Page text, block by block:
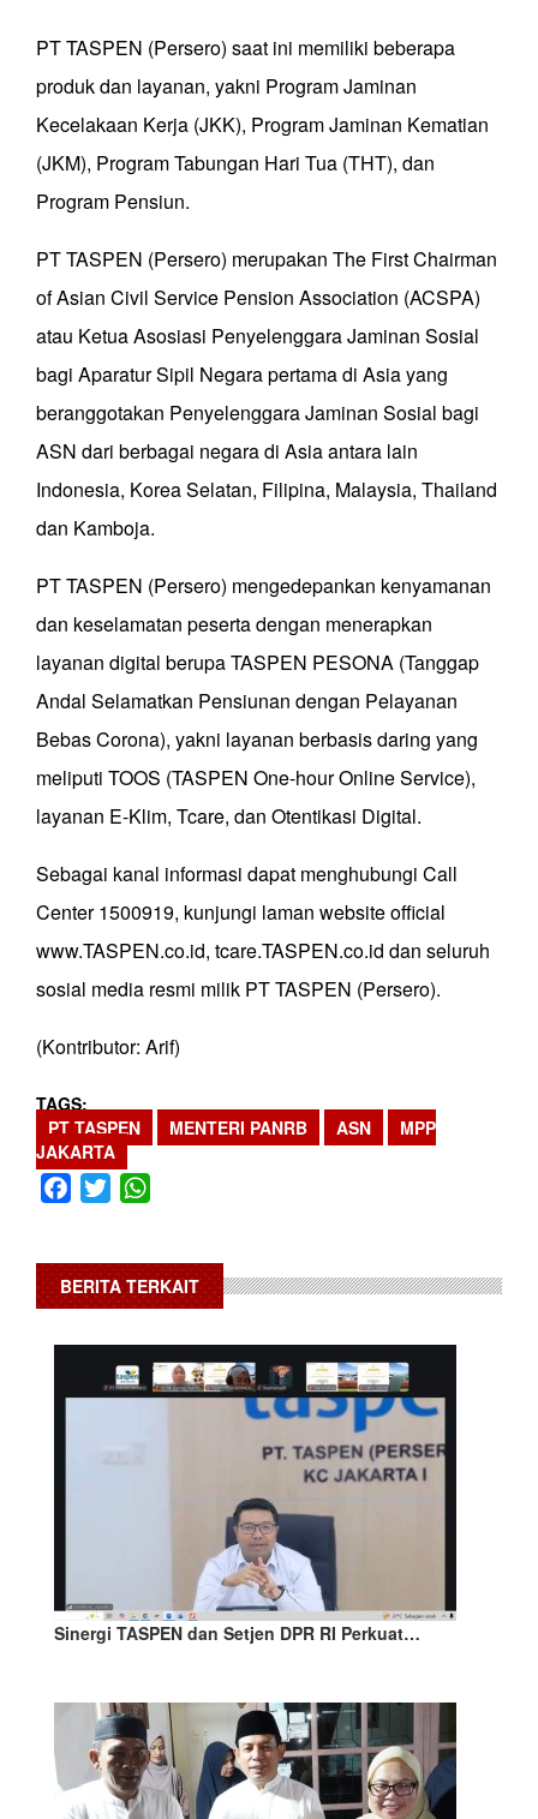
PT TASPEN (Persero) saat ini memiliki beberapa
produk dan layanan, yakni Program Jaminan
Kecelakaan Kerja (JKK), Program Jaminan Kematian
(JKM), Program Tabungan Hari Tua (THT), dan
Program Pensiun.
PT TASPEN (Persero) merupakan The First Chairman
of Asian Civil Service Pension Association (ACSPA)
atau Ketua Asosiasi Penyelenggara Jaminan Sosial
bagi Aparatur Sipil Negara pertama di Asia yang
beranggotakan Penyelenggara Jaminan Sosial bagi
ASN dari berbagai negara di Asia antara lain
Indonesia, Korea Selatan, Filipina, Malaysia, Thailand
dan Kamboja.
PT TASPEN (Persero) mengedepankan kenyamanan
dan keselamatan peserta dengan menerapkan
layanan digital berupa TASPEN PESONA (Tanggap
Andal Selamatkan Pensiunan dengan Pelayanan
Bebas Corona), yakni layanan berbasis daring yang
meliputi TOOS (TASPEN One-hour Online Service),
layanan E-Klim, Tcare, dan Otentikasi Digital.
Sebagai kanal informasi dapat menghubungi Call
Center 1500919, kunjungi laman website official
www.TASPEN.co.id, tcare.TASPEN.co.id dan seluruh
sosial media resmi milik PT TASPEN (Persero).
(Kontributor: Arif)
TAGS
PT TASPEN
MENTERI PANRB ASN
MPP
JAKARTA
Facebook
Twitter
BERITA TERKAIT
Sinergi TASPEN dan Setjen DPR RI Perkuat…